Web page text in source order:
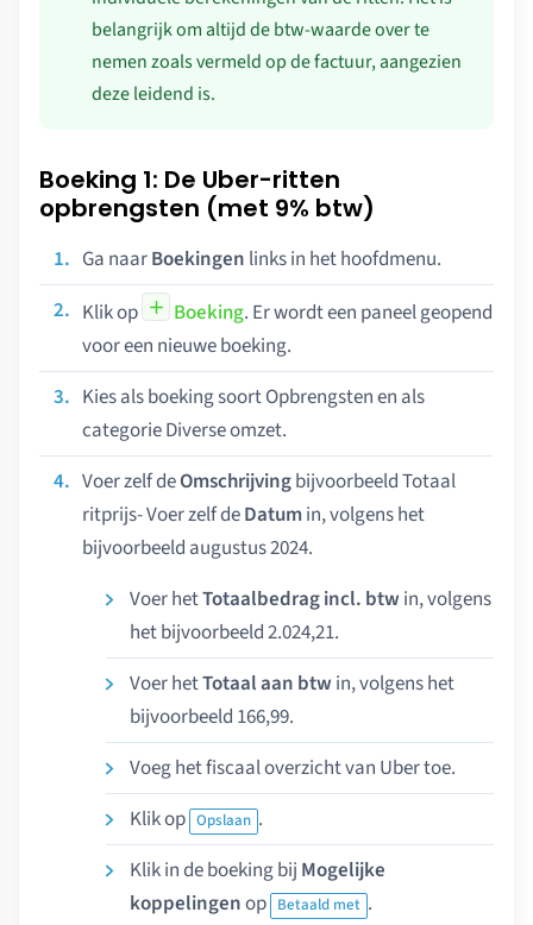
belangrijk om altijd de btw-waarde over te
nemen zoals vermeld op de factuur, aangezien
deze leidend is.
Boeking 1: De Uber-ritten
opbrengsten (met 9% btw)
Ga naarBoekingen links in het hoofdmenu.
Klik op
Boeking. Er wordt een paneel geopend
voor een nieuwe boeking.
Kies als boeking soort Opbrengsten en als
categorie Diverse omzet.
Voer zelf deOmschrijvingbijvoorbeeld Totaal
ritprijs- Voer zelf deDatumin, volgens het
bijvoorbeeld augustus 2024.
Voer hetTotaalbedrag incl. btw in, volgens
het bijvoorbeeld 2.024,21.
Voer hetTotaal aan btw in, volgens het
bijvoorbeeld 166,99.
Voeg het fiscaal overzicht van Uber toe.
Klik op Opslaan .
Klik in de boeking bij Mogelijke
koppelingenop Betaald met .